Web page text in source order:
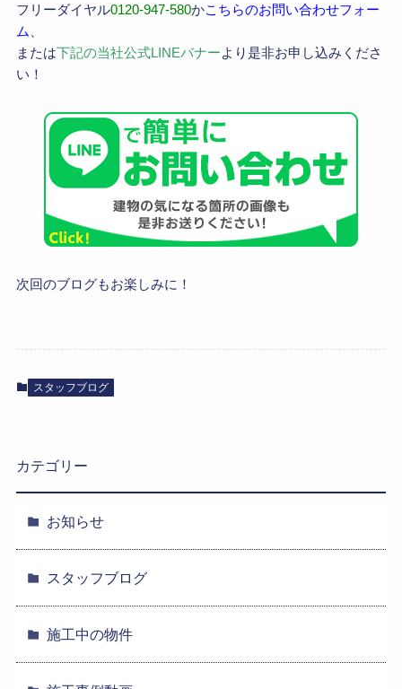
フリーダイヤル0120-947-580かこちらのお問い合わせフォー
ム
または下記の当社公式LINEバナーより是非お申し込みくださ
い！
次回のブログもお楽しみに！
スタッフブログ
カテゴリー
お知らせ
スタッフブログ
施工中の物件